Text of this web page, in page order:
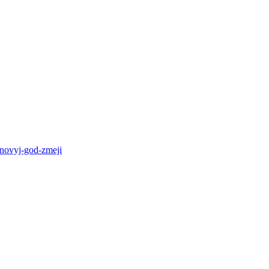
god-zmeji